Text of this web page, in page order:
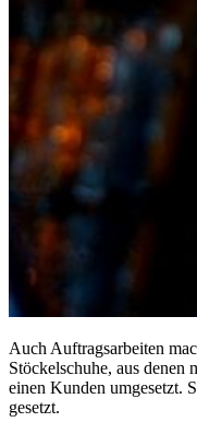
Auch Auftragsarbeiten
Stöckelschuhe, aus
einen Kunden umgesetzt.
gesetzt.